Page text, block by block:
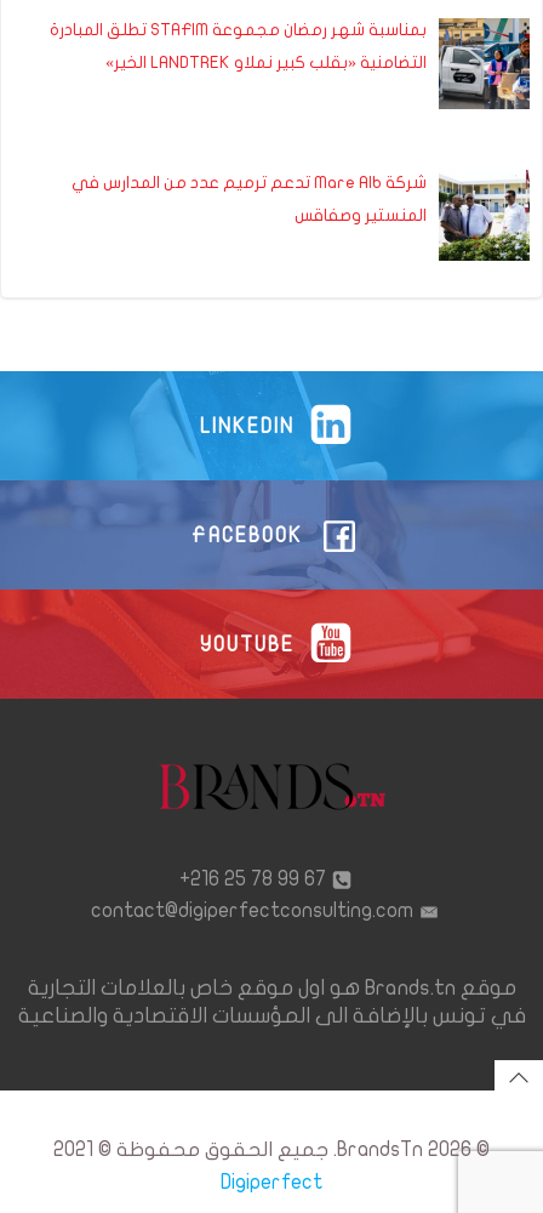
بمناسبة شهر رمضان مجموعة STAFIM تطلق المبادرة
التضامنية «بقلب كبير نملاو LANDTREK الخير»
شركة Mare Alb تدعم ترميم عدد من المدارس في
المنستير وصفاقس
LINKEDIN
FACEBOOK
YOUTUBE
67 99 78 25 216+
contact@digiperfectconsulting.com
موقع Brands.tn هو اول موقع خاص بالعلامات التجارية
في تونس بالإضافة الى المؤسسات الاقتصادية والصناعية
© 2026 BrandsTn. جميع الحقوق محفوظة © 2021
Digiperfect